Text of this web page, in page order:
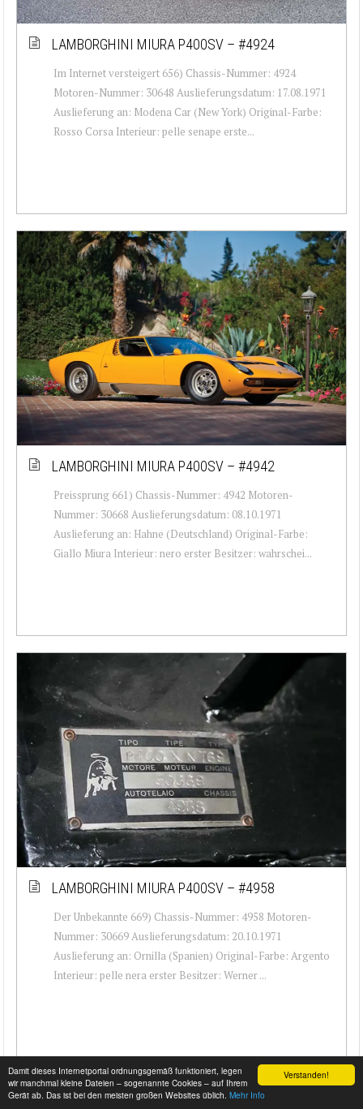
Verstanden!
Damit dieses Internetportal ordnungsgemäß funktioniert, legen
wir manchmal kleine Dateien – sogenannte Cookies – auf Ihrem
Gerät ab. Das ist bei den meisten großen Websites üblich. Mehr Info
LAMBORGHINI MIURA P400SV – #4924
Im Internet versteigert 656) Chassis-Nummer: 4924
Motoren-Nummer: 30648 Auslieferungsdatum: 17.08.1971
Auslieferung an: Modena Car (New York) Original-Farbe:
Rosso Corsa Interieur: pelle senape erste...
LAMBORGHINI MIURA P400SV – #4942
Preissprung 661) Chassis-Nummer: 4942 Motoren-
Nummer: 30668 Auslieferungsdatum: 08.10.1971
Auslieferung an: Hahne (Deutschland) Original-Farbe:
Giallo Miura Interieur: nero erster Besitzer: wahrschei...
LAMBORGHINI MIURA P400SV – #4958
Der Unbekannte 669) Chassis-Nummer: 4958 Motoren-
Nummer: 30669 Auslieferungsdatum: 20.10.1971
Auslieferung an: Ornilla (Spanien) Original-Farbe: Argento
Interieur: pelle nera erster Besitzer: Werner ...